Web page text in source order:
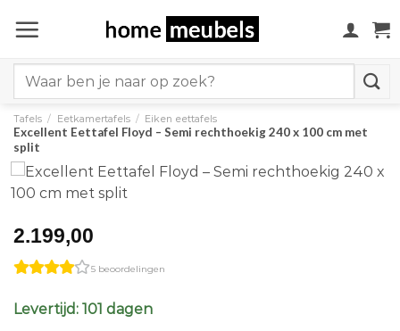
naar
for:
Tafels / Eetkamertafels / Eiken eettafels
Excellent Eettafel Floyd – Semi rechthoekig 240 x 100 cm met
split
2.199,00
5 beoordelingen
Levertijd: 101 dagen